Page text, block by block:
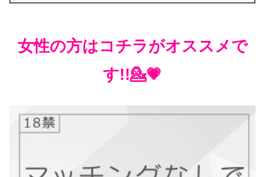
女性の方はコチラがオススメで
す!!💁💗